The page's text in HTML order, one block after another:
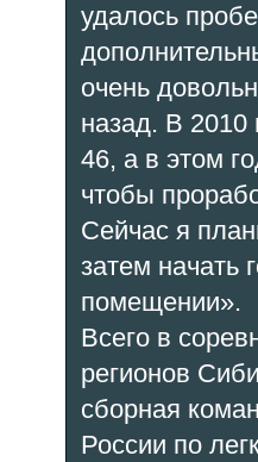
удалось
очень
назад. В 2010
46, а в этом
чтобы
Сейчас я
затем начать
помещении».
Всего в
регионов
сборная
России по